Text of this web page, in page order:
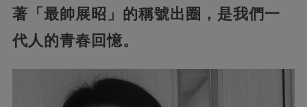
著「最帥展昭」的稱號出圈，是我們一
代人的青春回憶。